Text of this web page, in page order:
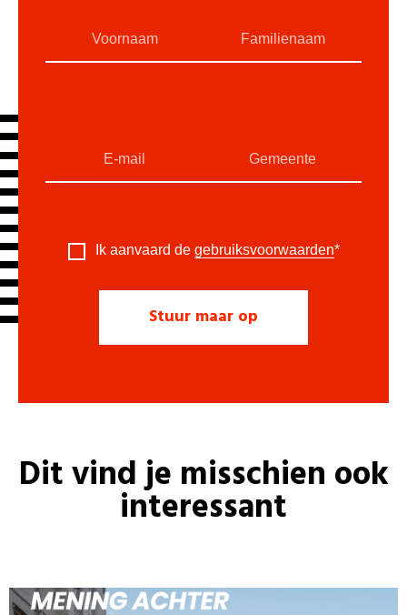
Ik aanvaard de gebruiksvoorwaarden*
Dit vind je misschien ook
interessant